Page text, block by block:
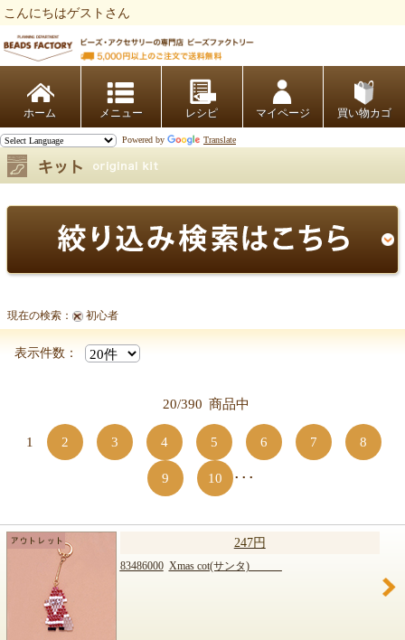
こんにちはゲストさん
ホーム レシピ マイページ 買い物カゴ
Powered by Translate
現在の検索： 初心者
表示件数：
20/390 商品中
1 2 3 4 5 6 7 8
9 10 ･･･
247円
83486000 Xmas cot(サンタ)